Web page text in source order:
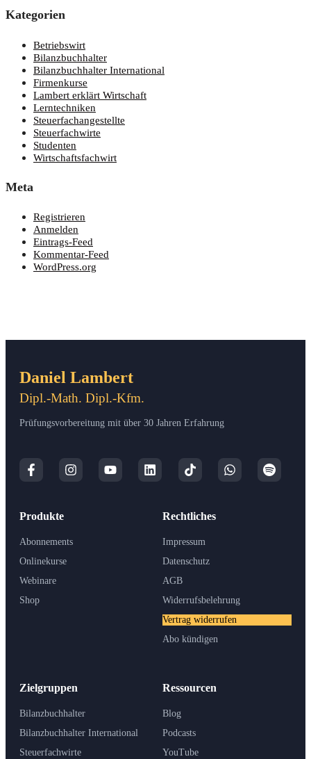
Kate­go­rien
Betriebswirt
Bilanzbuchhalter
Bilanzbuchhalter International
Firmenkurse
Lambert erklärt Wirtschaft
Lerntechniken
Steuerfachangestellte
Steuerfachwirte
Studenten
Wirtschaftsfachwirt
Meta
Registrieren
Anmelden
Eintrags-Feed
Kommentar-Feed
WordPress.org
Daniel Lambert
Dipl.-Math. Dipl.-Kfm.
Prüfungsvorbereitung mit über 30 Jahren Erfahrung
Produkte
Abonnements
Onlinekurse
Webinare
Shop
Zielgruppen
Bilanzbuchhalter
Bilanzbuchhalter International
Steuerfachwirte
Ressourcen
Blog
Podcasts
YouTube
Rechtliches
Impressum
Datenschutz
AGB
Widerrufsbelehrung
Vertrag widerrufen
Abo kündigen